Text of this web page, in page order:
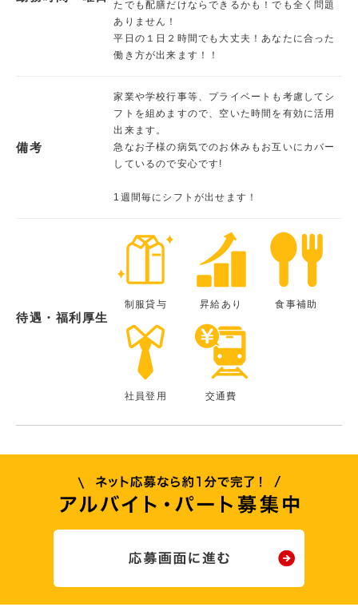
たでも配膳だけならできるかも！でも全く問題
ありません！
平日の１日２時間でも大丈夫！あなたに合った
働き方が出来ます！！
備考
家業や学校行事等、プライベートも考慮してシ
フトを組めますので、空いた時間を有効に活用
出来ます。
急なお子様の病気でのお休みもお互いにカバー
しているので安心です!
1週間毎にシフトが出せます！
待遇・福利厚生
制服貸与 昇給あり 食事補助
社員登用 交通費